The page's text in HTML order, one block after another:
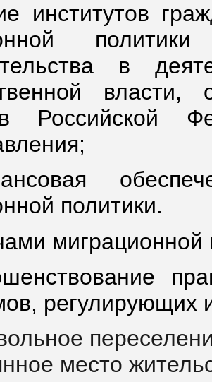
институтов
в
власти,
Российской
политики.
миграционной
регулирующих
место